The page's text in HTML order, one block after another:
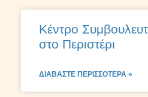
Κέντρο
στο Περιστέρι
ΔΙΑΒΆΣΤΕ ΠΕΡΙΣΣΌΤΕΡΑ »